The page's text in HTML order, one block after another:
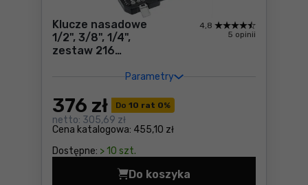
Klucze nasadowe
1/2", 3/8", 1/4",
zestaw 216
Parametry
4,8
5 opinii
Do 10 rat 0%
Cena katalogowa: 455,10 zł
376 zł
netto: 305,69 zł
Dostępne: > 10 szt.
Do koszyka
Klucze nasadowe 1/2", 3/